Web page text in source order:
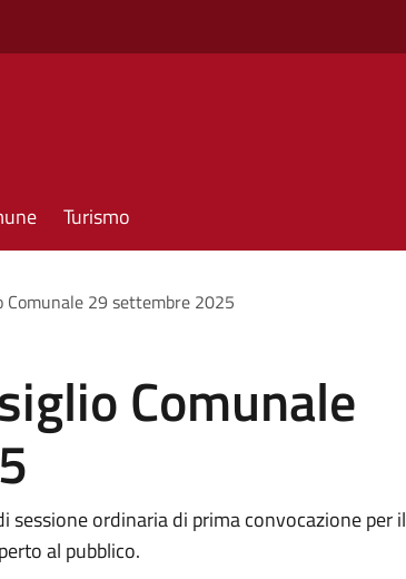
Turismo
Comunale 29 settembre 2025
Comunale
sessione ordinaria di prima convocazione per il
al pubblico.